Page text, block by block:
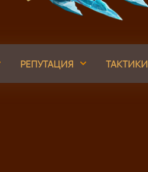
РЕПУТАЦИЯ ТАКТИКИ